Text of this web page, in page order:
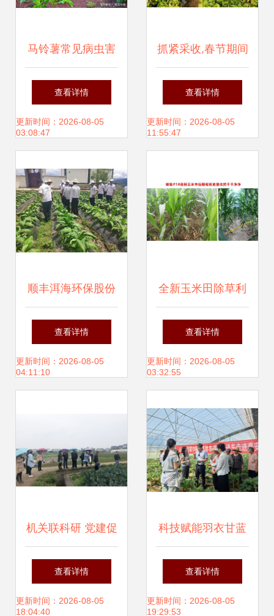
马铃薯常见病虫害
防治全攻略 掌握要
点综合防控，助力
查看详情
更新时间：2026-08-05
03:08:47
抓紧采收,春节期间
不打烊 ,崇明全力
保障蔬菜生产供应
查看详情
更新时间：2026-08-05
11:55:47
顺丰洱海环保股份
农化服务队开展绿
色烟叶种植技术提
查看详情
更新时间：2026-08-05
04:11:10
全新玉米田除草利
器 四元复配，封杀
全能，抗性杂草防
查看详情
更新时间：2026-08-05
03:32:55
机关联科研 党建促
发展 蔬菜研究党支
部与市农业农村局
查看详情
更新时间：2026-08-05
18:04:40
科技赋能羽衣甘蓝
山东省农科院蔬菜
研究所专家团队
查看详情
更新时间：2026-08-05
19:29:53